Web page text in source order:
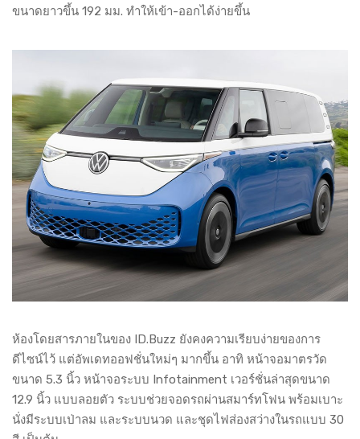
ขนาดยาวขึ้น 192 มม. ทำให้เข้า-ออกได้ง่ายขึ้น
ห้องโดยสารภายในของ ID.Buzz ยังคงความเรียบง่ายของการ
ดีไซน์ไว้ แต่อัพเดทออฟชั่นใหม่ๆ มากขึ้น อาทิ หน้าจอมาตรวัด
ขนาด 5.3 นิ้ว หน้าจอระบบ Infotainment เวอร์ชั่นล่าสุดขนาด
12.9 นิ้ว แบบลอยตัว ระบบช่วยจอดรถผ่านสมาร์ทโฟน พร้อมเบาะ
นั่งมีระบบเป่าลม และระบบนวด และชุดไฟส่องสว่างในรถแบบ 30